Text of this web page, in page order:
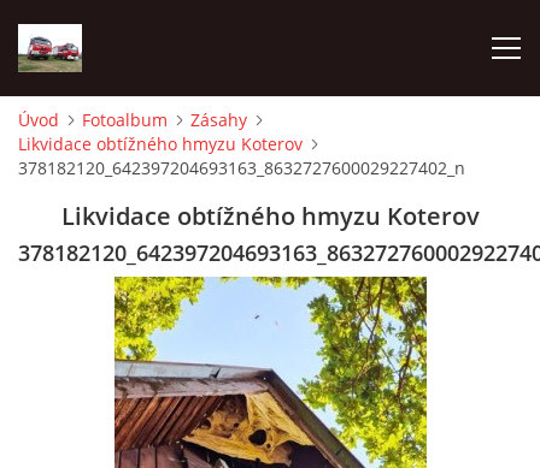
TECHNIKA
HISTORIE
Úvod Fotoalbum
Zásahy
Likvidace obtížného hmyzu Koterov
378182120_642397204693163_8632727600029227402_n
Likvidace obtížného hmyzu Koterov